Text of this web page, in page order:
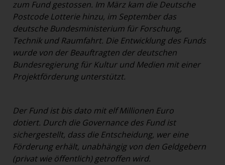
zum Fund gestossen. Im März kam die Deutsche
Postcode Lotterie hinzu, im September das
deutsche Bundesministerium für Forschung,
Technik und Raumfahrt. Die Entwicklung des Funds
wurde von der Beauftragten der deutschen
Bundesregierung für Kultur und Medien mit einer
Projektförderung unterstützt.
Der Fund ist bis dato mit elf Millionen Euro
dotiert. Durch die Governance des Fund ist
sichergestellt, dass die Entscheidung, wer eine
Förderung erhält, unabhängig von den Geldgebern
(privat wie öffentlich) getroffen wird.